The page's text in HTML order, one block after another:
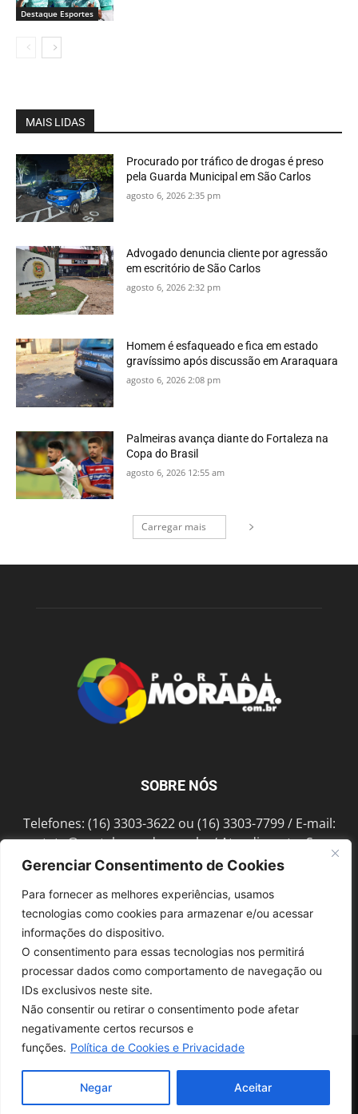
Gerenciar Consentimento de Cookies
Para fornecer as melhores experiências, usamos
tecnologias como cookies para armazenar e/ou acessar
informações do dispositivo.
O consentimento para essas tecnologias nos permitirá
processar dados como comportamento de navegação ou
IDs exclusivos neste site.
Não consentir ou retirar o consentimento pode afetar
negativamente certos recursos e
funções. Política de Cookies e Privacidade
Negar Aceitar
Destaque Esportes
MAIS LIDAS
Procurado por tráfico de drogas é preso
pela Guarda Municipal em São Carlos
agosto 6, 2026 2:35 pm
Advogado denuncia cliente por agressão
em escritório de São Carlos
agosto 6, 2026 2:32 pm
Homem é esfaqueado e fica em estado
gravíssimo após discussão em Araraquara
agosto 6, 2026 2:08 pm
Palmeiras avança diante do Fortaleza na
Copa do Brasil
agosto 6, 2026 12:55 am
Carregar mais
SOBRE NÓS
Telefones: (16) 3303-3622 ou (16) 3303-7799 / E-mail:
contato@portalmorada.com.br/ Atendimento: Seg a
Sex das 8h às 18h / Endereço: Av. Bento de Abreu, 889
SIGA-NOS
© 1997-2022, GRUPO ROBERTO MONTORO É proibida a reprodução do
conteúdo em qualquer meio de comunicação, eletrônico ou impresso,
Desenvolvido pelaSoloWeb.com.br